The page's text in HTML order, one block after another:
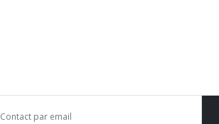
Contact par email